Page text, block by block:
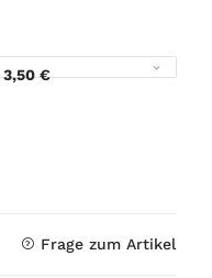
3,50 €
Frage zum Artikel